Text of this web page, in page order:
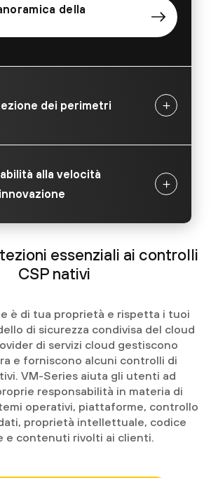
della
dei perimetri
alla velocità
essenziali ai controlli
CSP nativi
è di tua proprietà e rispetta i tuoi
di sicurezza condivisa del cloud
di servizi cloud gestiscono
e forniscono alcuni controlli di
VM-Series aiuta gli utenti ad
responsabilità in materia di
operativi, piattaforme, controllo
proprietà intellettuale, codice
e contenuti rivolti ai clienti.